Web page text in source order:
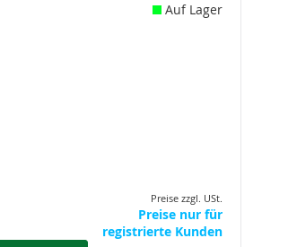
Auf Lager
Preise zzgl. USt.
Preise nur für
registrierte Kunden